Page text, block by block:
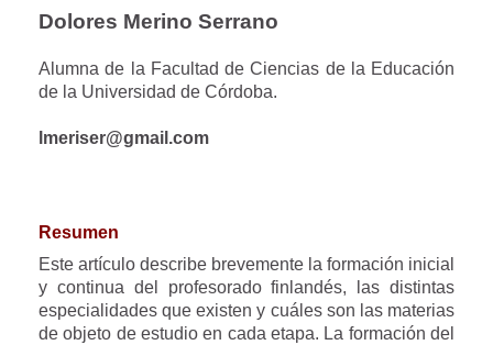
Dolores Merino Serrano
Alumna de la Facultad de Ciencias de la Educación
de la Universidad de Córdoba.
lmeriser@gmail.com
Resumen
Este artículo describe brevemente la formación inicial
y continua del profesorado finlandés, las distintas
especialidades que existen y cuáles son las materias
de objeto de estudio en cada etapa. La formación del